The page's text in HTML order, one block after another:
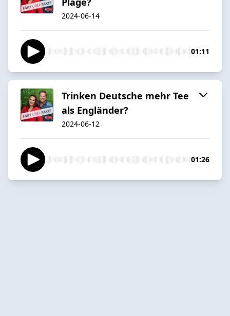
2024-06-14
01:11
Trinken Deutsche mehr Tee
als Engländer?
2024-06-12
01:26